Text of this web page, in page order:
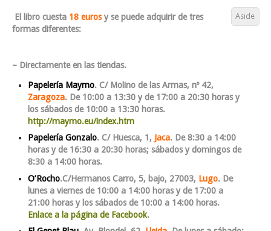
Aside
El libro cuesta 18 eurosy se puede adquirir de tres
formas diferentes:
– Directamente en las tiendas.
Papelería Maymo. C/ Molino de las Armas, nº 42,
Zaragoza. De 10:00 a 13:30 y de 17:00 a 20:30 horas y
los sábados de 10:00 a 13:30 horas.
http://maymo.eu/index.htm
Papelería Gonzalo. C/ Huesca, 1, Jaca. De 8:30 a 14:00
horas y de 16:30 a 20:30 horas; sábados y domingos de
8:30 a 14:00 horas.
O’Rocho.C/Hermanos Carro, 5, bajo, 27003, Lugo. De
lunes a viernes de 10:00 a 14:00 horas y de 17:00 a
21:00 horas y los sábados de 10:00 a 14:00 horas.
Enlace a la página de Facebook.